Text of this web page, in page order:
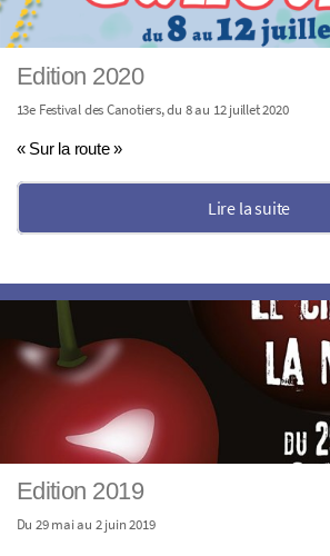
Edition 2020
13e Festival des Canotiers, du 8 au 12 juillet 2020
« Sur la route »
Lire la suite
Edition 2019
Du 29 mai au 2 juin 2019